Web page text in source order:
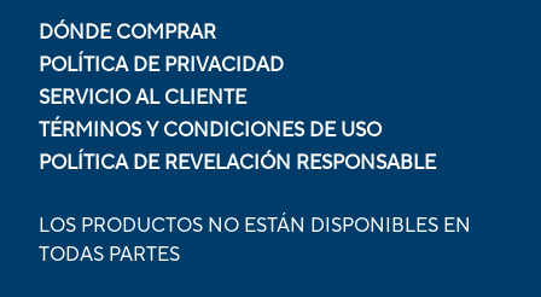
DÓNDE COMPRAR
POLÍTICA DE PRIVACIDAD
SERVICIO AL CLIENTE
TÉRMINOS Y CONDICIONES DE USO
POLÍTICA DE REVELACIÓN RESPONSABLE
LOS PRODUCTOS NO ESTÁN DISPONIBLES EN
TODAS PARTES